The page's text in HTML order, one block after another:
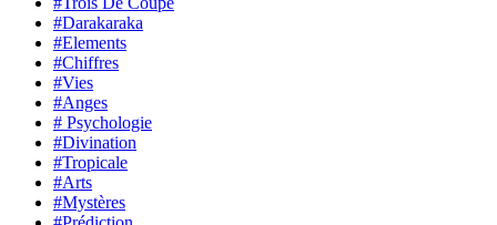
#Darakaraka
#Elements
#Chiffres
#Vies
#Anges
# Psychologie
#Divination
#Tropicale
#Arts
#Mystères